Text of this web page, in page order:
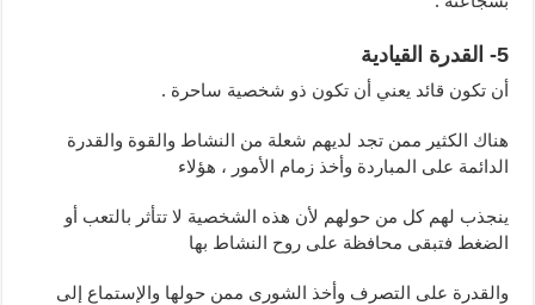
5- القدرة القيادية
أن تكون قائد يعني أن تكون ذو شخصية ساحرة .
هناك الكثير ممن تجد لديهم شعلة من النشاط والقوة والقدرة
الدائمة على المباردة وأخذ زمام الأمور ، هؤلاء
ينجذب لهم كل من حولهم لأن هذه الشخصية لا تتأثر بالتعب أو
الضغط فتبقى محافظة على روح النشاط بها
والقدرة على التصرف وأخذ الشورى ممن حولها والإستماع إلى